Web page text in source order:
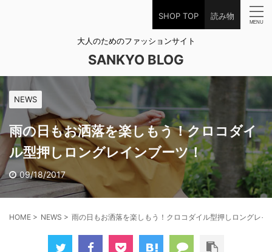
SHOP TOP 読み物
大人のためのファッションサイト
SANKYO BLOG
NEWS
雨の日もお洒落を楽しもう！クロコダイ
ル型押しロングレインブーツ！
09/18/2017
HOME > NEWS > 雨の日もお洒落を楽しもう！クロコダイル型押しロングレイ